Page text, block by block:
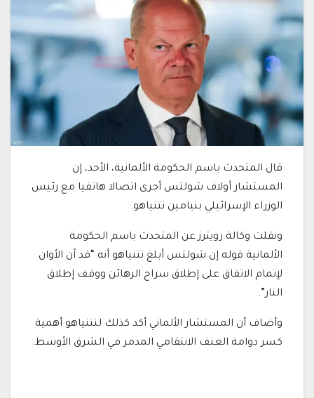
قال المتحدث باسم الحكومة الألمانية، الأحد، إن
المستشار أولاف شولتس أجرى اتصالا هاتفيا مع رئيس
الوزراء الإسرائيلي بنيامين نتنياهو.
ونقلت وكالة رويترز عن المتحدث باسم الحكومة
الألمانية قوله إن شولتس أبلغ نتنياهو أنه “قد آن الأوان
لإتمام الاتفاق على إطلاق سراح الرهائن ووقف إطلاق
النار”.
وأضاف أن المستشار الألماني أكد كذلك لنتنياهو أهمية
كسر دوامة العنف الانتقامي المدمر في الشرق الأوسط.